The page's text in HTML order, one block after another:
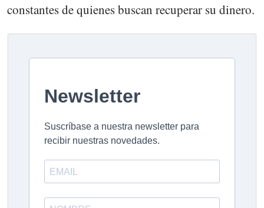
constantes de quienes buscan recuperar su dinero.